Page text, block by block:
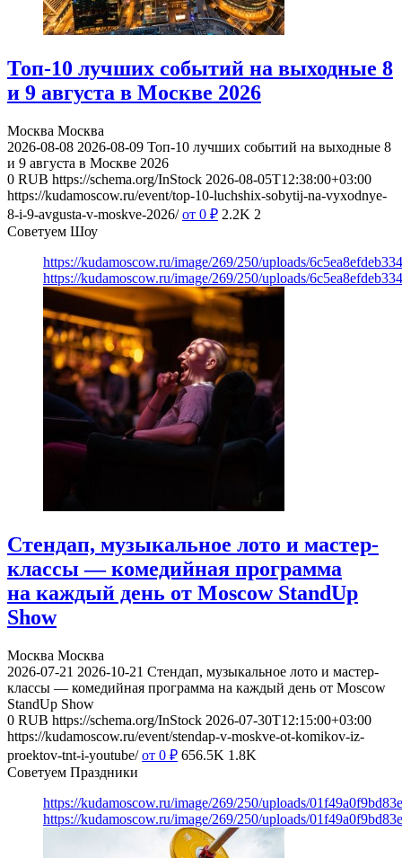
Топ-10 лучших событий на выходные 8
и 9 августа в Москве 2026
Москва Москва
2026-08-08 2026-08-09 Топ-10 лучших событий на выходные 8
и 9 августа в Москве 2026
0 RUB https://schema.org/InStock 2026-08-05T12:38:00+03:00
https://kudamoscow.ru/event/top-10-luchshix-sobytij-na-vyxodnye-
8-i-9-avgusta-v-moskve-2026/ от 0 ₽ 2.2K 2
Советуем Шоу
https://kudamoscow.ru/image/269/250/uploads/
https://kudamoscow.ru/image/269/250/uploads/
Стендап, музыкальное лото и мастер-
классы — комедийная программа
на каждый день от Moscow StandUp
Show
Москва Москва
2026-07-21 2026-10-21 Стендап, музыкальное лото и мастер-
классы — комедийная программа на каждый день от Moscow
StandUp Show
0 RUB https://schema.org/InStock 2026-07-30T12:15:00+03:00
https://kudamoscow.ru/event/stendap-v-moskve-ot-komikov-iz-
proektov-tnt-i-youtube/ от 0 ₽ 656.5K 1.8K
Советуем Праздники
https://kudamoscow.ru/image/269/250/uploads/
https://kudamoscow.ru/image/269/250/uploads/